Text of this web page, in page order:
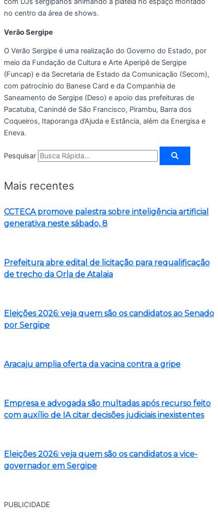
no centro da área de shows.
Verão Sergipe
O Verão Sergipe é uma realização do Governo do Estado, por
meio da Fundação de Cultura e Arte Aperipê de Sergipe
(Funcap) e da Secretaria de Estado da Comunicação (Secom),
com patrocínio do Banese Card e da Companhia de
Saneamento de Sergipe (Deso) e apoio das prefeituras de
Pacatuba, Canindé de São Francisco, Pirambu, Barra dos
Coqueiros, Itaporanga d’Ajuda e Estância, além da Energisa e
Eneva.
Pesquisar
Mais recentes
CCTECA promove palestra sobre inteligência artificial
generativa neste sábado, 8
Prefeitura abre edital de licitação para requalificação
de trecho da Orla de Atalaia
Eleições 2026: veja quem são os candidatos ao Senado
por Sergipe
Aracaju amplia oferta da vacina contra a gripe
Empresa e advogada são multadas após recurso feito
com auxílio de IA citar decisões judiciais inexistentes
Eleições 2026: veja quem são os candidatos a vice-
governador em Sergipe
PUBLICIDADE